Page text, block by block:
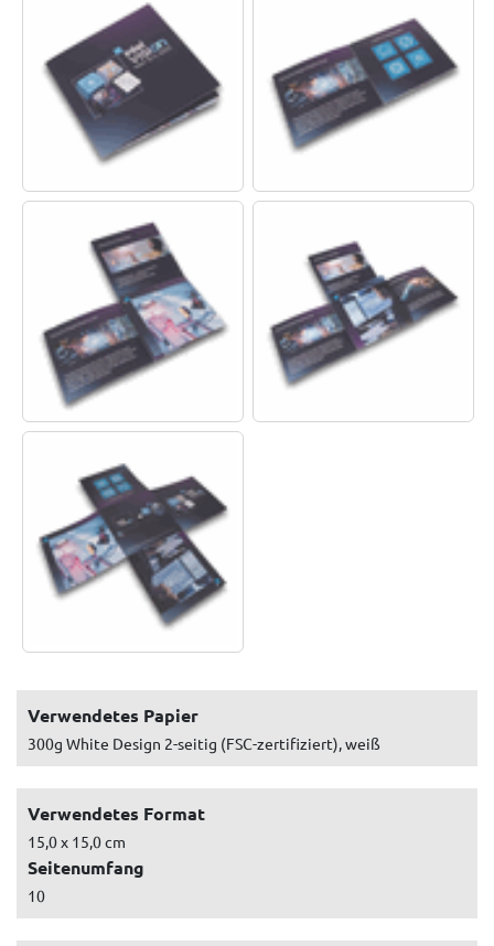
Verwendetes Papier
300g White Design 2-seitig (FSC-zertifiziert), weiß
Verwendetes Format
15,0 x 15,0 cm
Seitenumfang
10